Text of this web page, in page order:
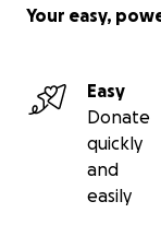
Your easy,
Easy
Donate
quickly
and
easily